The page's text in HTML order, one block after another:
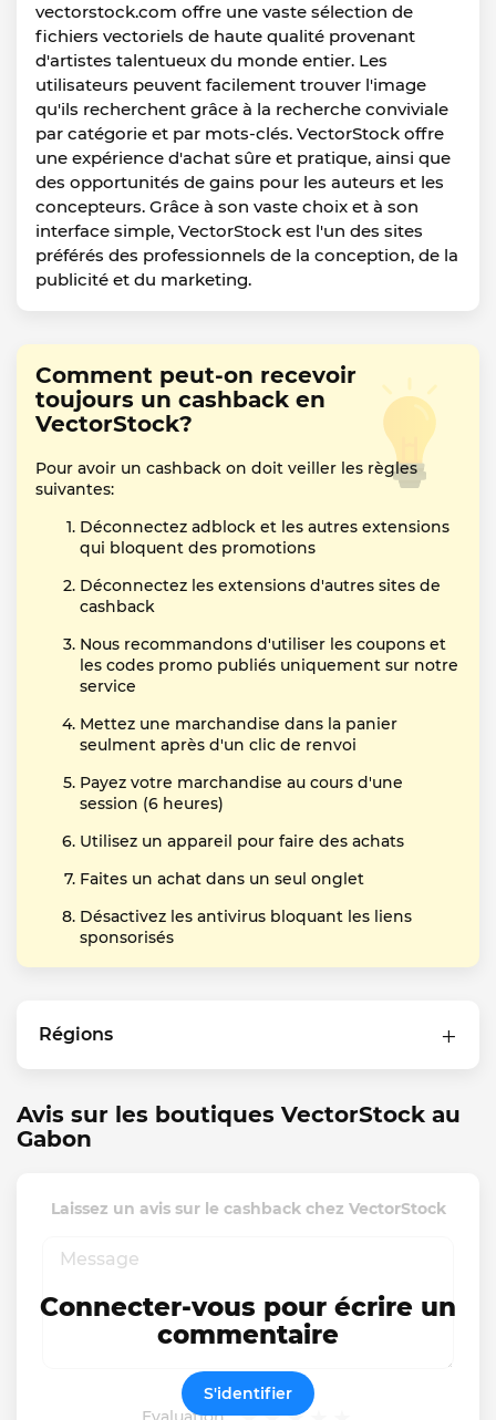
vectorstock.com offre une vaste sélection de
fichiers vectoriels de haute qualité provenant
d'artistes talentueux du monde entier. Les
utilisateurs peuvent facilement trouver l'image
qu'ils recherchent grâce à la recherche conviviale
par catégorie et par mots-clés. VectorStock offre
une expérience d'achat sûre et pratique, ainsi que
des opportunités de gains pour les auteurs et les
concepteurs. Grâce à son vaste choix et à son
interface simple, VectorStock est l'un des sites
préférés des professionnels de la conception, de la
publicité et du marketing.
Comment peut-on recevoir
toujours un cashback en
VectorStock?
Pour avoir un cashback on doit veiller les règles
suivantes:
Déconnectez adblock et les autres extensions
qui bloquent des promotions
Déconnectez les extensions d'autres sites de
cashback
Nous recommandons d'utiliser les coupons et
les codes promo publiés uniquement sur notre
service
Mettez une marchandise dans la panier
seulment après d'un clic de renvoi
Payez votre marchandise au cours d'une
session (6 heures)
Utilisez un appareil pour faire des achats
Faites un achat dans un seul onglet
Désactivez les antivirus bloquant les liens
sponsorisés
Régions
Avis sur les boutiques VectorStock au
Gabon
Laissez un avis sur le cashback chez VectorStock
Connecter-vous pour écrire un
commentaire
S'identifier